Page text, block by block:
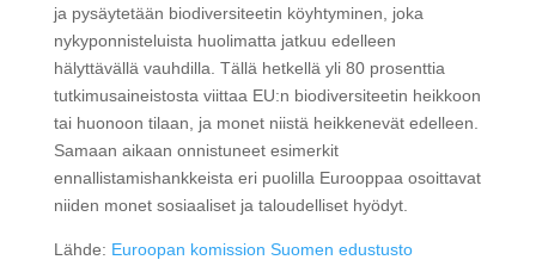
ja pysäytetään biodiversiteetin köyhtyminen, joka
nykyponnisteluista huolimatta jatkuu edelleen
hälyttävällä vauhdilla. Tällä hetkellä yli 80 prosenttia
tutkimusaineistosta viittaa EU:n biodiversiteetin heikkoon
tai huonoon tilaan, ja monet niistä heikkenevät edelleen.
Samaan aikaan onnistuneet esimerkit
ennallistamishankkeista eri puolilla Eurooppaa osoittavat
niiden monet sosiaaliset ja taloudelliset hyödyt.
Lähde: Euroopan komission Suomen edustusto